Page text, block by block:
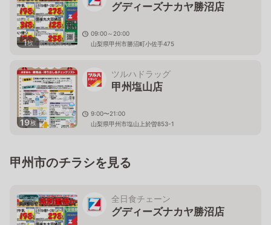
1枚
グディーズナカヤ勝沼店
09:00～20:00
山梨県甲州市勝沼町小佐手475
19枚
ツルハドラッグ
甲州塩山店
9:00〜21:00
山梨県甲州市塩山上於曽853-1
甲州市のチラシを見る
全日食チェーン
グディーズナカヤ勝沼店